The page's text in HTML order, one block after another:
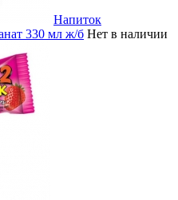
Напиток
330 мл ж/б Нет в наличии